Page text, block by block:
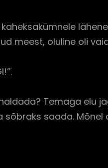
meest, oluline oli
Temaga elu
saada. Mõnel